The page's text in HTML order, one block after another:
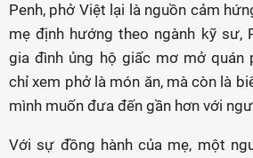
Penh, phở Việt lại là nguồn cảm
mẹ định hướng theo ngành kỹ sư,
gia đình ủng hộ giấc mơ mở quán
chỉ xem phở là món ăn, mà còn là
mình muốn đưa đến gần hơn với
Với sự đồng hành của mẹ, một